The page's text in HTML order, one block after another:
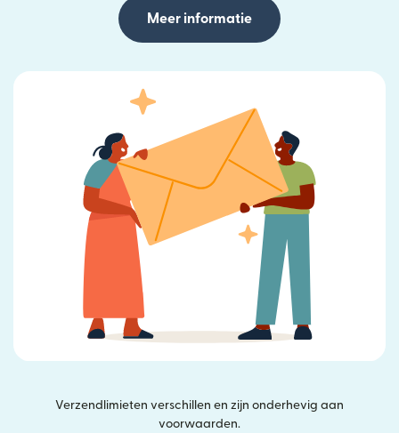
Meer informatie
Verzendlimieten verschillen en zijn onderhevig aan
voorwaarden.